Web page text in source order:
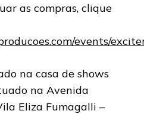
as compras, clique
events/
na casa de shows
na Avenida
Eliza Fumagalli –